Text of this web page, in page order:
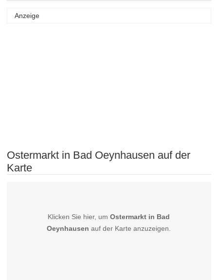
Anzeige
Ostermarkt in Bad Oeynhausen auf der
Karte
Klicken Sie hier, umOstermarkt in Bad
Oeynhausen auf der Karte anzuzeigen.